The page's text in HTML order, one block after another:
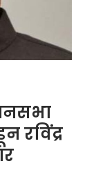
रविंद्र